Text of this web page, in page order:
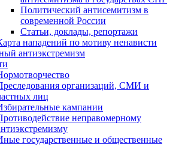
Политический антисемитизм в
современной России
Статьи, доклады, репортажи
нападений по мотиву ненависти
антиэкстремизм
организаций, СМИ и
лиц
кампании
неправомерному
государственные и общественные